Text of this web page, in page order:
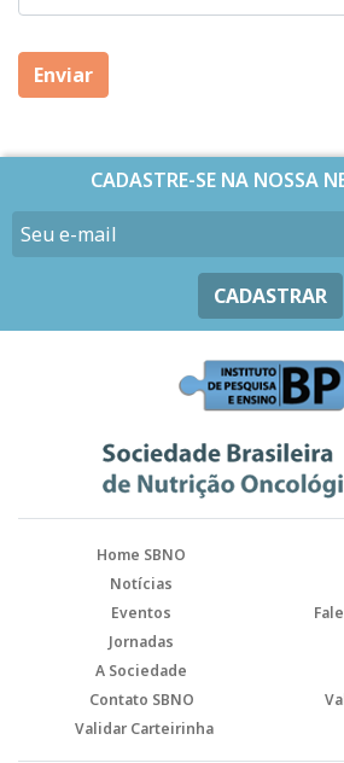
CADASTRE-SE NA NOSSA
CADASTRAR
Home SBNO
Notícias
Eventos
Jornadas
A Sociedade
Contato SBNO
Validar Carteirinha